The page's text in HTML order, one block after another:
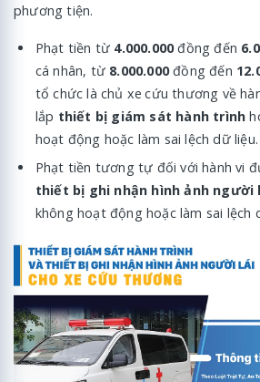
phương tiện.
Phạt tiền từ 4.000.000đồng đến
cá nhân, từ 8.000.000đồng đến
tổ chức là chủ xe cứu thương về
lắp thiết bị giám sát hành trình
hoạt động hoặc làm sai lệch dữ liệu.
Phạt tiền tương tự đối với hành vi
thiết bị ghi nhận hình ảnh người
không hoạt động hoặc làm sai lệch